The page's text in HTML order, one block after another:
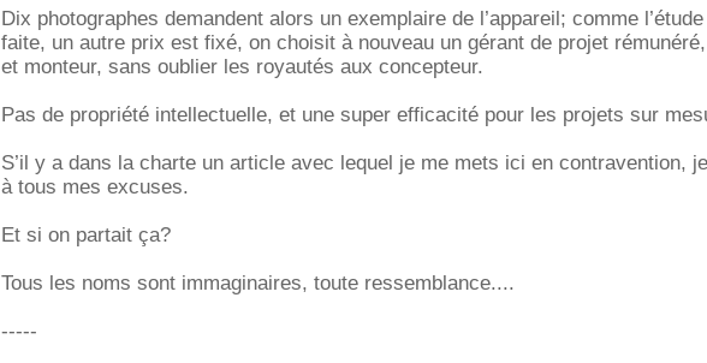
Dix photographes demandent alors un exemplaire de l’appareil; comme
faite, un autre prix est fixé, on choisit à nouveau un gérant de projet
et monteur, sans oublier les royautés aux concepteur.
Pas de propriété intellectuelle, et une super efficacité pour les projets sur
S’il y a dans la charte un article avec lequel je me mets ici en contravention,
à tous mes excuses.
Et si on partait ça?
Tous les noms sont immaginaires, toute ressemblance....
-----